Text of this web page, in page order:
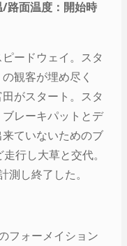
面温度：開始時
ードウェイ。スタ
観客が埋め尽く
がスタート。スタ
レーキパットとデ
ていないためのブ
行し大草と交代。
測し終了した。
フォーメイション